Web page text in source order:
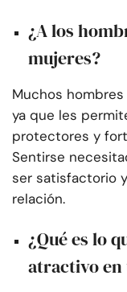
¿A los
mujeres?
Muchos
ya que les
protectores y
Sentirse
ser satisfactorio
relación.
¿Qué es lo
atractivo en